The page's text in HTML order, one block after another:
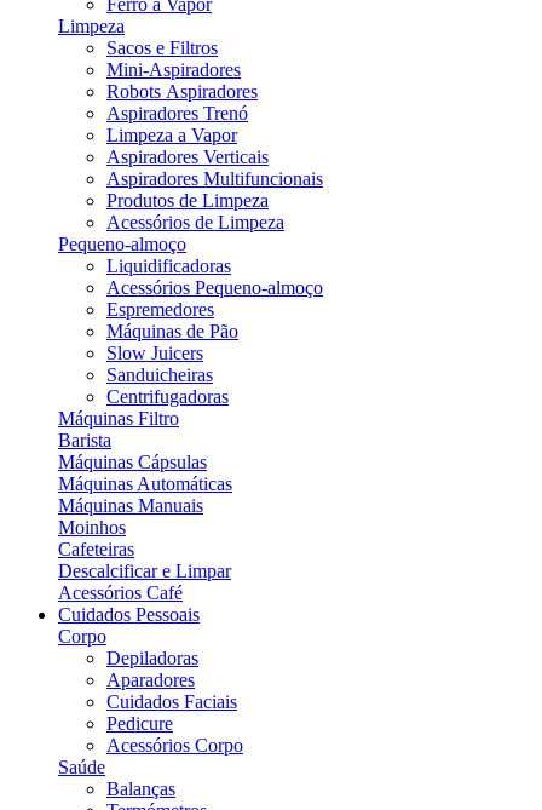
Ferro a Vapor
Limpeza
Sacos e Filtros
Mini-Aspiradores
Robots Aspiradores
Aspiradores Trenó
Limpeza a Vapor
Aspiradores Verticais
Aspiradores Multifuncionais
Produtos de Limpeza
Acessórios de Limpeza
Pequeno-almoço
Liquidificadoras
Acessórios Pequeno-almoço
Espremedores
Máquinas de Pão
Slow Juicers
Sanduicheiras
Centrifugadoras
Máquinas Filtro
Barista
Máquinas Cápsulas
Máquinas Automáticas
Máquinas Manuais
Moinhos
Cafeteiras
Descalcificar e Limpar
Acessórios Café
Cuidados Pessoais
Corpo
Depiladoras
Aparadores
Cuidados Faciais
Pedicure
Acessórios Corpo
Saúde
Balanças